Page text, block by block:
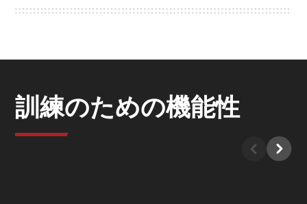
訓練のための機能性